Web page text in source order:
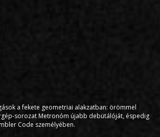
a fekete geometriai alakzatban: örömmel
sorozat Metronóm újabb debütálóját, éspedig
Code személyében.